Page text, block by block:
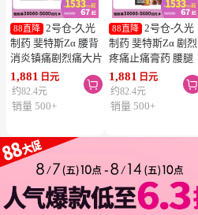
88直降 2号仓-久光
制药 斐特斯Zα 腰背
消炎镇痛剧烈痛大片
膏药贴 温感
10×14cm 7贴【第2
类医药品】
1,881 日元
约82.4元

销量 500+
88直降
2号仓-久光
制药 斐特斯Zα 剧烈
疼痛止痛膏药 腰腿
疼痛 温感 7×10cm
14贴【第2类医药
品】
1,881 日元
约82.4元

销量 500+